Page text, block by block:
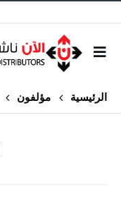
الرئيسية مؤلفون